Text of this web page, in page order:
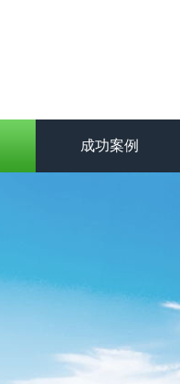
成功案例